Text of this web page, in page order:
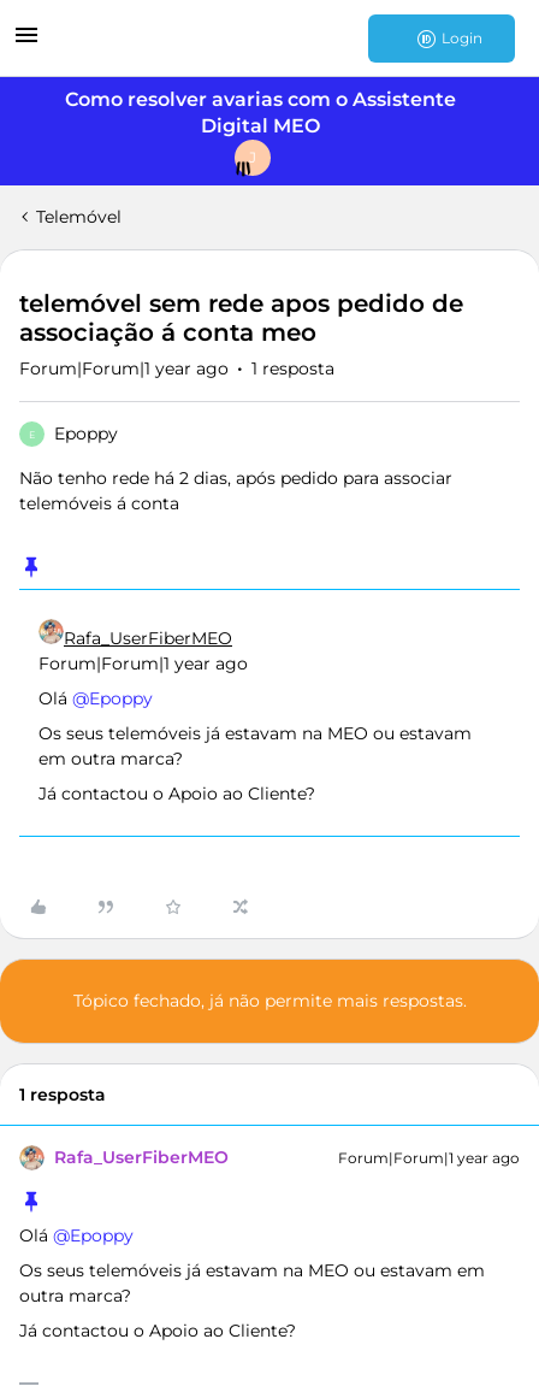
Login
Como resolver avarias com o Assistente
Digital MEO
J
Telemóvel
telemóvel sem rede apos pedido de
associação á conta meo
Forum|Forum|1 year ago 1 resposta
E Epoppy
Não tenho rede há 2 dias, após pedido para associar
telemóveis á conta
Rafa_UserFiberMEO
Forum|Forum|1 year ago
Olá ​ @Epoppy
Os seus telemóveis já estavam na MEO ou estavam
em outra marca?
Já contactou o Apoio ao Cliente?
Tópico fechado, já não permite mais respostas.
1 resposta
Rafa_UserFiberMEO Forum|Forum|1 year ago
Olá ​ @Epoppy
Os seus telemóveis já estavam na MEO ou estavam em
outra marca?
Já contactou o Apoio ao Cliente?